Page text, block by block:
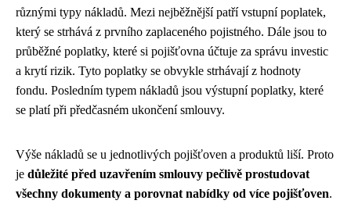
různými typy nákladů. Mezi nejběžnější patří vstupní poplatek,
který se strhává z prvního zaplaceného pojistného. Dále jsou to
průběžné poplatky, které si pojišťovna účtuje za správu investic
a krytí rizik. Tyto poplatky se obvykle strhávají z hodnoty
fondu. Posledním typem nákladů jsou výstupní poplatky, které
se platí při předčasném ukončení smlouvy.
Výše nákladů se u jednotlivých pojišťoven a produktů liší. Proto
je důležité před uzavřením smlouvy pečlivě prostudovat
všechny dokumenty a porovnat nabídky od více pojišťoven.